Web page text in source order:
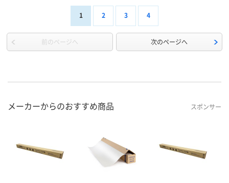
1 2 3 4
前のページへ 次のページへ
メーカーからのおすすめ商品 スポンサー